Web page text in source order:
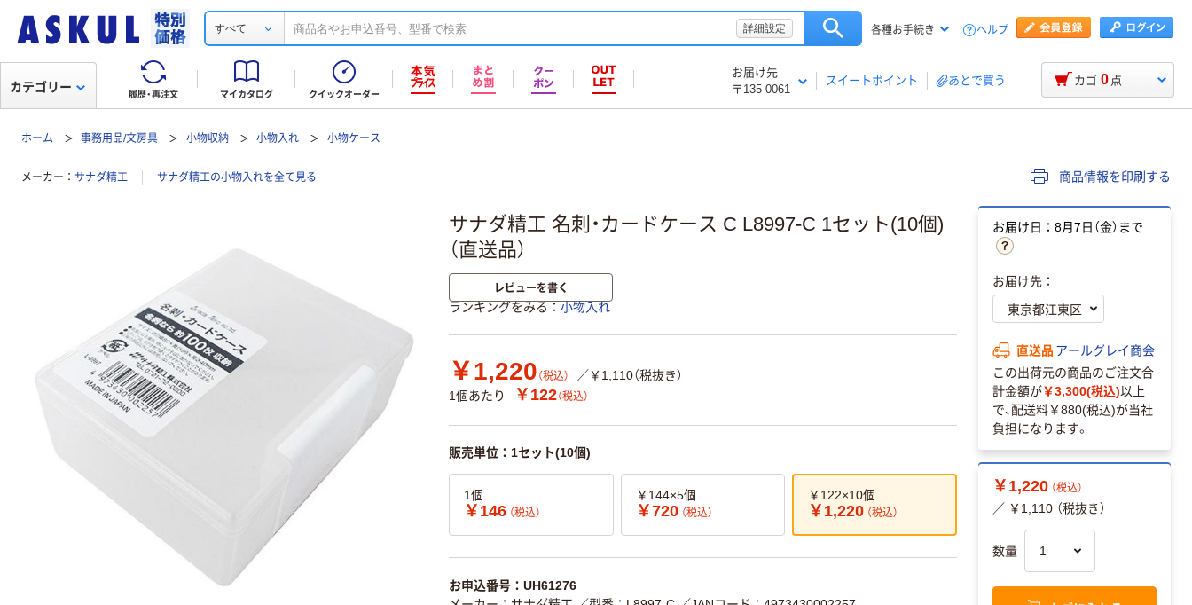
すべて 詳細設定 各種お手続き ヘルプ
履歴・再注文 マイカタログ クイックオーダー
お届け先
〒135-0061
スイートポイント あとで買う
カテゴリー カゴ 0 点
ホーム 事務用品/文房具 小物収納 小物入れ 小物ケース
メーカー サナダ精工 サナダ精工の小物入れを全て見る 商品情報を印刷する
サナダ精工 名刺・カードケース C L8997-C 1セット(10個)
（直送品）
レビューを書く
ランキングをみる 小物入れ
￥1,220 （税込）
／￥1,110（税抜き）
1個あたり
￥122（税込）
販売単位：1セット(10個)
1個
￥146 （税込）
￥144×5個
￥720 （税込）
￥122×10個
￥1,220 （税込）
お申込番号：UH61276
お届け日：8月7日（金）まで
お届け先：
直送品 アールグレイ商会
この出荷元の商品のご注文合
計金額が￥3,300(税込)以上
で、配送料￥880(税込)が当社
負担になります。
￥1,220 （税込）
／ ￥1,110 （税抜き）
数量